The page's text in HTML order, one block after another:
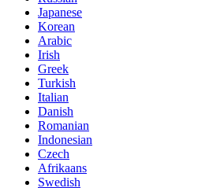
Japanese
Korean
Arabic
Irish
Greek
Turkish
Italian
Danish
Romanian
Indonesian
Czech
Afrikaans
Swedish